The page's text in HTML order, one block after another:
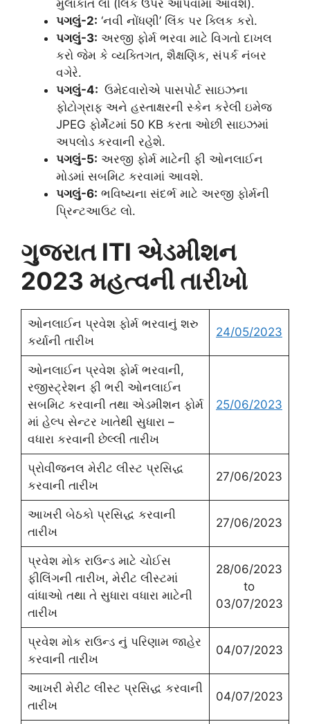
મુલાકાત લો (લિંક ઉપર આપવામાં આવશે).
પગલું-2: ‘નવી નોંધણી’ લિંક પર ક્લિક કરો.
પગલું-3: અરજી ફોર્મ ભરવા માટે વિગતો દાખલ
કરો જેમ કે વ્યક્તિગત, શૈક્ષણિક, સંપર્ક નંબર
વગેરે.
પગલું-4: ઉમેદવારોએ પાસપોર્ટ સાઇઝના
ફોટોગ્રાફ અને હસ્તાક્ષરની સ્કેન કરેલી ઇમેજ
JPEG ફોર્મેટમાં 50 KB કરતા ઓછી સાઇઝમાં
અપલોડ કરવાની રહેશે.
પગલું-5: અરજી ફોર્મ માટેની ફી ઓનલાઈન
મોડમાં સબમિટ કરવામાં આવશે.
પગલું-6: ભવિષ્યના સંદર્ભ માટે અરજી ફોર્મની
પ્રિન્ટઆઉટ લો.
ગુજરાત ITI એડમીશન
2023 મહત્વની તારીખો
ઓનલાઈન પ્રવેશ ફોર્મ ભરવાનું શરુ
કર્યાની તારીખ
24/05/2023
ઓનલાઈન પ્રવેશ ફોર્મ ભરવાની,
રજીસ્ટ્રેશન ફી ભરી ઓનલાઈન
સબમિટ કરવાની તથા એડમીશન ફોર્મ
માં હેલ્પ સેન્ટર ખાતેથી સુધારા –
વધારા કરવાની છેલ્લી તારીખ
25/06/2023
પ્રોવીજનલ મેરીટ લીસ્ટ પ્રસિદ્ધ
કરવાની તારીખ
27/06/2023
આખરી બેઠકો પ્રસિદ્ધ કરવાની
તારીખ
27/06/2023
પ્રવેશ મોક રાઉન્ડ માટે ચોઈસ
ફીલિંગની તારીખ, મેરીટ લીસ્ટમાં
વાંધાઓ તથા તે સુધારા વધારા માટેની
તારીખ
28/06/2023
to
03/07/2023
પ્રવેશ મોક રાઉન્ડ નું પરિણામ જાહેર
કરવાની તારીખ
04/07/2023
આખરી મેરીટ લીસ્ટ પ્રસિદ્ધ કરવાની
તારીખ
04/07/2023